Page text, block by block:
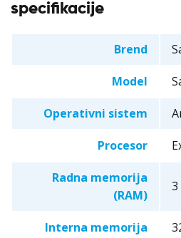
specifikacije
Brend
Model
Operativni sistem
Procesor
Radna memorija
(RAM)
3
Interna memorija